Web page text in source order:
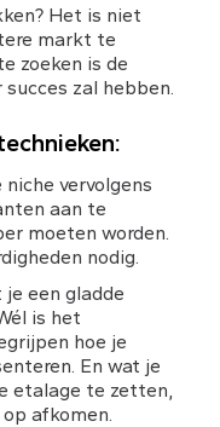
Het is niet
markt te
zoeken is de
zal hebben.
vervolgens
aan te
moeten worden.
nodig.
een gladde
is het
hoe je
En wat je
etalage te zetten,
afkomen.